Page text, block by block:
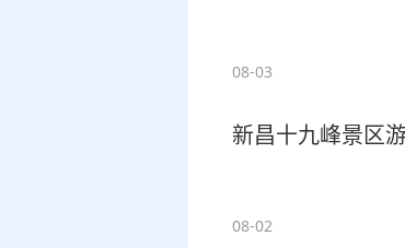
08-03
新昌十九峰景区
08-02